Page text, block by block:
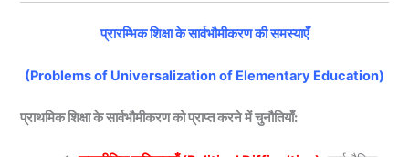
प्रारम्भिक शिक्षा के सार्वभौमीकरण की समस्याएँ
(Problems of Universalization of Elementary Education)
प्राथमिक शिक्षा के सार्वभौमीकरण को प्राप्त करने में चुनौतियाँ: